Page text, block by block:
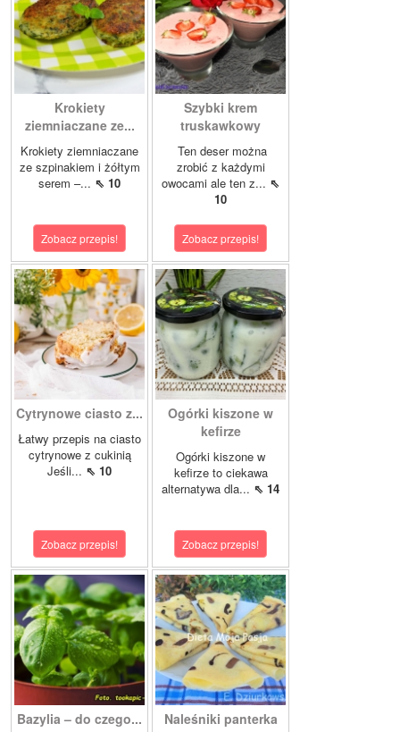
Krokiety
ziemniaczane ze...
Krokiety ziemniaczane
ze szpinakiem i żółtym
serem –... ⇖ 10
Zobacz przepis!
Szybki krem
truskawkowy
Ten deser można
zrobić z każdymi
owocami ale ten z... ⇖
10
Zobacz przepis!
Cytrynowe ciasto z...
Łatwy przepis na ciasto
cytrynowe z cukinią
Jeśli... ⇖ 10
Zobacz przepis!
Ogórki kiszone w
kefirze
Ogórki kiszone w
kefirze to ciekawa
alternatywa dla... ⇖ 14
Zobacz przepis!
Bazylia – do czego...
Naleśniki panterka